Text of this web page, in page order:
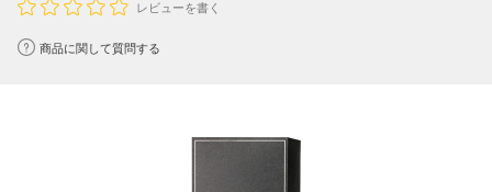
レビューを書く
商品に関して質問する